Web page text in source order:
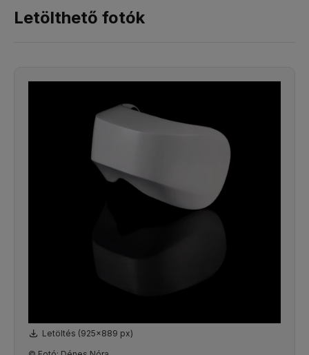
Letölthető fotók
Letöltés (925x889 px)